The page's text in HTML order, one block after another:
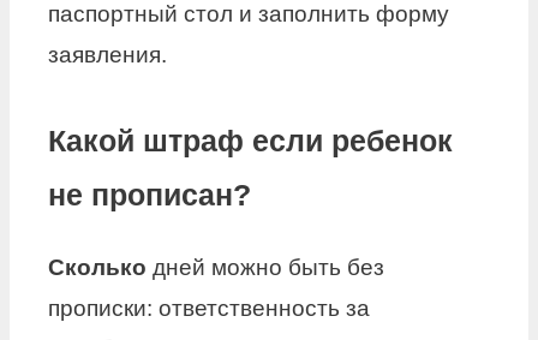
паспортный стол и заполнить форму
заявления.
Какой штраф если ребенок
не прописан?
Сколько дней можно быть без
прописки: ответственность за